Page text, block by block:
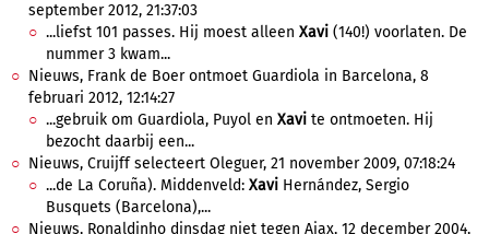
september 2012, 21:37:03
...liefst 101 passes. Hij moest alleen Xavi (140!) voorlaten. De
nummer 3 kwam...
Nieuws, Frank de Boer ontmoet Guardiola in Barcelona, 8
februari 2012, 12:14:27
...gebruik om Guardiola, Puyol en Xavi te ontmoeten. Hij
bezocht daarbij een...
Nieuws, Cruijff selecteert Oleguer, 21 november 2009, 07:18:24
...de La Coruña). Middenveld: Xavi Hernández, Sergio
Busquets (Barcelona),...
Nieuws, Ronaldinho dinsdag niet tegen Ajax, 12 december 2004,